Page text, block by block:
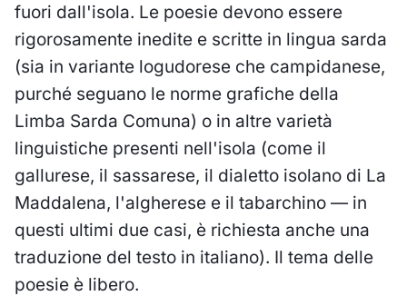
fuori dall'isola. Le poesie devono essere
rigorosamente inedite e scritte in lingua sarda
(sia in variante logudorese che campidanese,
purché seguano le norme grafiche della
Limba Sarda Comuna) o in altre varietà
linguistiche presenti nell'isola (come il
gallurese, il sassarese, il dialetto isolano di La
Maddalena, l'algherese e il tabarchino — in
questi ultimi due casi, è richiesta anche una
traduzione del testo in italiano). Il tema delle
poesie è libero.